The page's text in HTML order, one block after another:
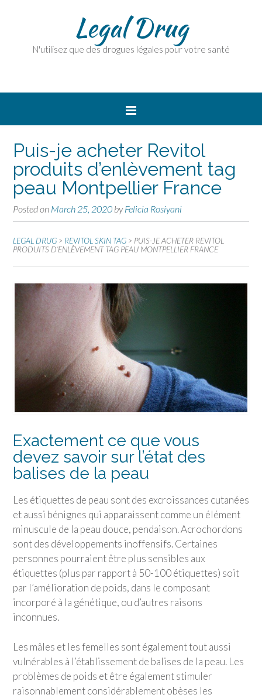
Legal Drug
N'utilisez que des drogues légales pour votre santé
Puis-je acheter Revitol
produits d’enlèvement tag
peau Montpellier France
Posted on March 25, 2020 byFelicia Rosiyani
LEGAL DRUG > REVITOL SKIN TAG > PUIS-JE ACHETER REVITOL
PRODUITS D’ENLÈVEMENT TAG PEAU MONTPELLIER FRANCE
Exactement ce que vous
devez savoir sur l’état des
balises de la peau
Les étiquettes de peau sont des excroissances cutanées
et aussi bénignes qui apparaissent comme un élément
minuscule de la peau douce, pendaison. Acrochordons
sont des développements inoffensifs. Certaines
personnes pourraient être plus sensibles aux
étiquettes (plus par rapport à 50-100 étiquettes) soit
par l’amélioration de poids, dans le composant
incorporé à la génétique, ou d’autres raisons
inconnues.
Les mâles et les femelles sont également tout aussi
vulnérables à l’établissement de balises de la peau. Les
problèmes de poids et être également stimuler
raisonnablement considérablement obèses les